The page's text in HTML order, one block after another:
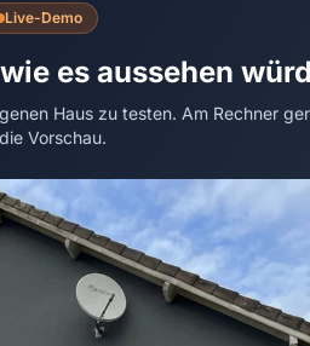
Live-Demo
es aussehen
Haus zu testen. Am Rechner
Vorschau.